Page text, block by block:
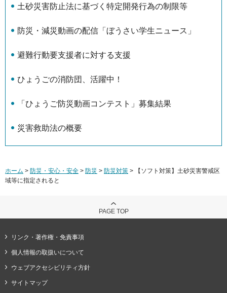
土砂災害防止法に基づく特定開発行為の制限等
防災・減災動画の配信「ぼうさい学生ニュース」
避難行動要支援者に対する支援
ひょうごの消防団、活躍中！
「ひょうご防災動画コンテスト」募集結果
災害救助法の概要
ホーム > 防災・安心・安全 > 防災 > 防災対策 > 【ソフト対策】土砂災害警戒区
域等に指定されると
PAGE TOP
リンク・著作権・免責事項
個人情報の取扱いについて
ウェブアクセシビリティ方針
サイトマップ